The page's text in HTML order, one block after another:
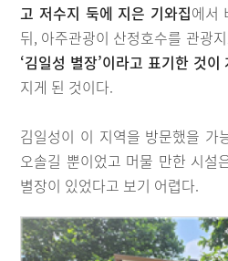
고 저수지 둑에 지은 기와집에서
뒤, 아주관광이 산정호수를 관광
‘김일성 별장’이라고 표기한 것이
지게 된 것이다.
김일성이 이 지역을 방문했을 가
오솔길 뿐이었고 머물 만한 시설
별장이 있었다고 보기 어렵다.